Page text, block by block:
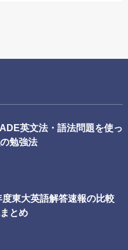
英文法・語法問題を使っ
勉強法
東大英語解答速報の比較
とめ